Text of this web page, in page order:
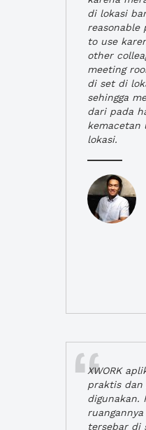
di lokasi
reasonable
to use
other
meeting
di set di
sehingga
dari pada
kemacetan
lokasi.
XWORK
praktis dan
digunakan.
tersebar di